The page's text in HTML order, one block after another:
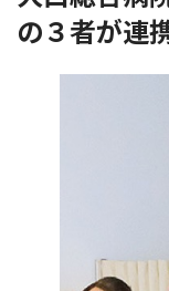
の３者が連